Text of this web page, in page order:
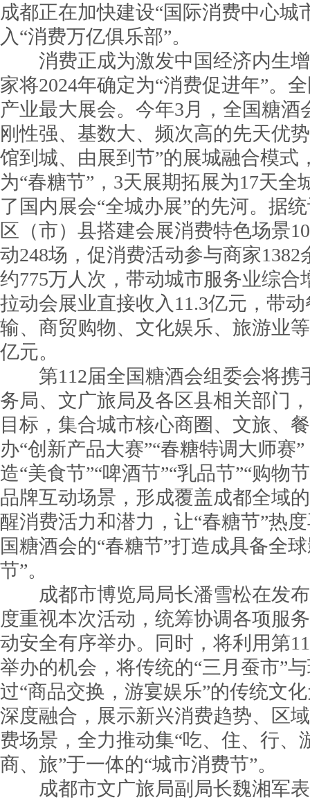
成都正在加快建设“国际消费中心城
入“消费万亿俱乐部”。
消费正成为激发中国经济内生增
家将2024年确定为“消费促进年”。
产业最大展会。今年3月，全国糖酒
刚性强、基数大、频次高的先天优
馆到城、由展到节”的展城融合模式
为“春糖节”，3天展期拓展为17天全
了国内展会“全城办展”的先河。据
区（市）县搭建会展消费特色场景
动248场，促消费活动参与商家
约775万人次，带动城市服务业综合
拉动会展业直接收入11.3亿元，带
输、商贸购物、文化娱乐、旅游业
亿元。
第112届全国糖酒会组委会将携
务局、文广旅局及各区县相关部门
目标，集合城市核心商圈、文旅、
办“创新产品大赛”“春糖特调大师赛
造“美食节”“啤酒节”“乳品节”“购物
品牌互动场景，形成覆盖成都全域
醒消费活力和潜力，让“春糖节”热
国糖酒会的“春糖节”打造成具备全
节”。
成都市博览局局长潘雪松在发布
度重视本次活动，统筹协调各项服
动安全有序举办。同时，将利用第
举办的机会，将传统的“三月蚕市”
过“商品交换，游宴娱乐”的传统文
深度融合，展示新兴消费趋势、区
费场景，全力推动集“吃、住、行、
商、旅”于一体的“城市消费节”。
成都市文广旅局副局长魏湘军表